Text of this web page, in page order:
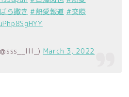
ら撒き #熱愛報道 #交際
March 3, 2022